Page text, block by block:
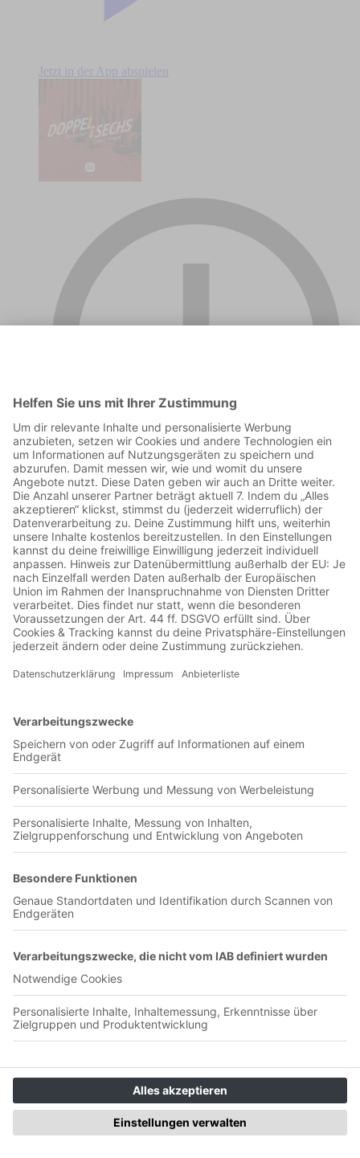
Jetzt in der App abspielen
01:36:42
Jan Lehmann und Frank Noack sprechen über den Auftakt
der Saisonvorbereitung auf die 2. Bundesliga. Neue Liga,
neue Spieler und ein neues Trikot, das unter den Fans für
viele Diskussionen sorgt. Ausführlich beschäftigen wir uns
mit der Rolle von Leonardo Bittencourt. Es gibt eine Analyse
der bisherigen Neuzugänge - einige davon kommen bei uns
im Interview zu Wort. Kommentiert gern unter dieser Folge
oder schreibt uns andoppelsechs@lr.de: Seid ihr zufrieden
Abonniert unseren Whatsapp Kanal:
www.lr.de/doppelsechs www.lr-online.de/energie-cottbus/
www.youtube.com/@lausitzerrundschausport/videos
www.instagram.com/lausitzerrundschau_sport/ Homepage der
about your ad choices. Visit megaphone.fm/adchoices
Jannis Boziaris exklusiv -
Aufstiegsheld zu Gast im Podcast